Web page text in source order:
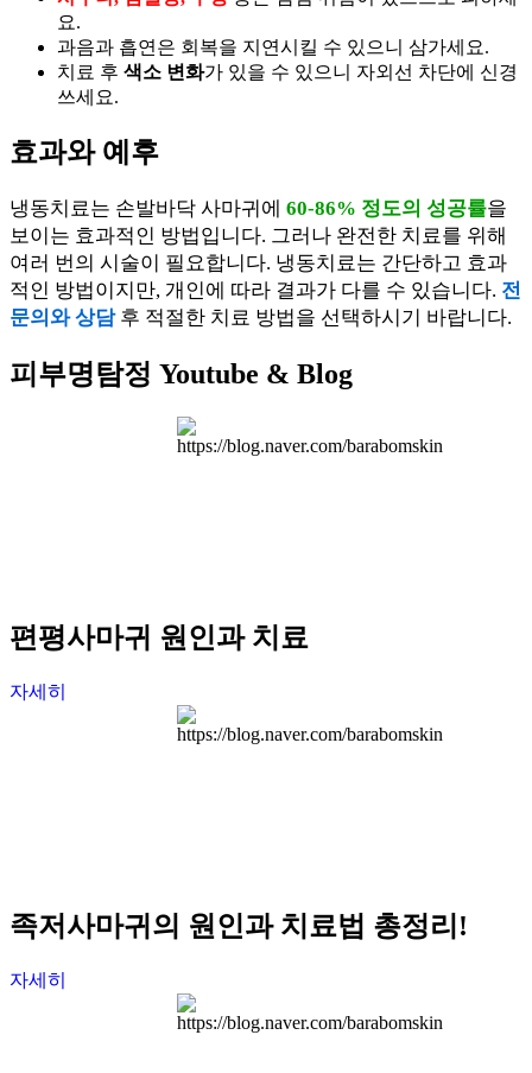
요.
과음과 흡연은 회복을 지연시킬 수 있으니 삼가세요.
치료 후 색소 변화가 있을 수 있으니 자외선 차단에 신경
쓰세요.
효과와 예후
냉동치료는 손발바닥 사마귀에 60-86% 정도의 성공률을
보이는 효과적인 방법입니다. 그러나 완전한 치료를 위해
여러 번의 시술이 필요합니다. 냉동치료는 간단하고 효과
적인 방법이지만, 개인에 따라 결과가 다를 수 있습니다. 전
문의와 상담후 적절한 치료 방법을 선택하시기 바랍니다.
피부명탐정 Youtube & Blog
편평사마귀 원인과 치료
자세히
족저사마귀의 원인과 치료법 총정리!
자세히